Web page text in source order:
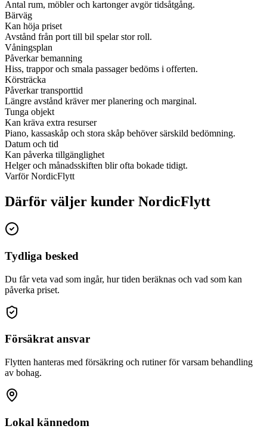
Antal rum, möbler och kartonger avgör tidsåtgång.
Bärväg
Kan höja priset
Avstånd från port till bil spelar stor roll.
Våningsplan
Påverkar bemanning
Hiss, trappor och smala passager bedöms i offerten.
Körsträcka
Påverkar transporttid
Längre avstånd kräver mer planering och marginal.
Tunga objekt
Kan kräva extra resurser
Piano, kassaskåp och stora skåp behöver särskild bedömning.
Datum och tid
Kan påverka tillgänglighet
Helger och månadsskiften blir ofta bokade tidigt.
Varför NordicFlytt
Därför väljer kunder NordicFlytt
Tydliga besked
Du får veta vad som ingår, hur tiden beräknas och vad som kan
påverka priset.
Försäkrat ansvar
Flytten hanteras med försäkring och rutiner för varsam behandling
av bohag.
Lokal kännedom